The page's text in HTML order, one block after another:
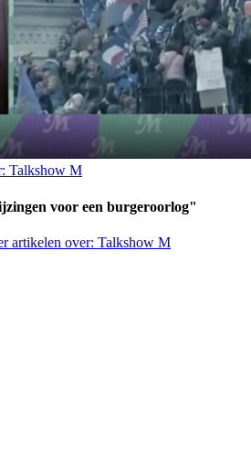
Talkshow M
voor een burgeroorlog"
artikelen over: Talkshow M